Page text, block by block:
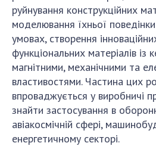
руйнування конструкційних
моделювання їхньої
умовах, створення
функціональних матеріалів із
магнітними, механічними та
властивостями. Частина цих
впроваджується у виробничі
знайти застосування в
авіакосмічній сфері,
енергетичному секторі.